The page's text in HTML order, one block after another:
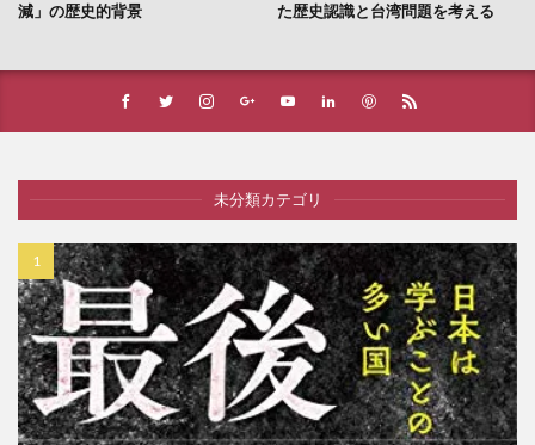
減」の歴史的背景
た歴史認識と台湾問題を考える
未分類カテゴリ